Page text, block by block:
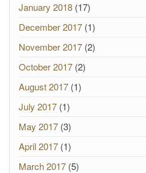
January 2018 (17)
December 2017 (1)
November 2017 (2)
October 2017 (2)
August 2017 (1)
July 2017 (1)
May 2017 (3)
April 2017 (1)
March 2017 (5)